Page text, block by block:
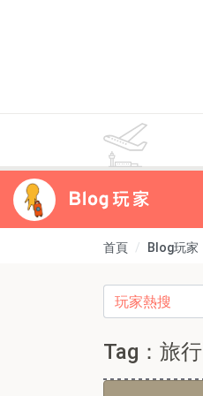
首頁 Blog玩家
Tag：旅行